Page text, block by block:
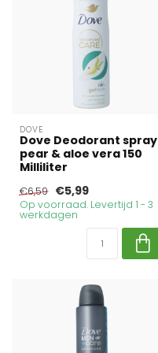
DOVE
Dove Deodorant spray
pear & aloe vera 150
Milliliter
€6,59 €5,99
Op voorraad. Levertijd 1 - 3
werkdagen